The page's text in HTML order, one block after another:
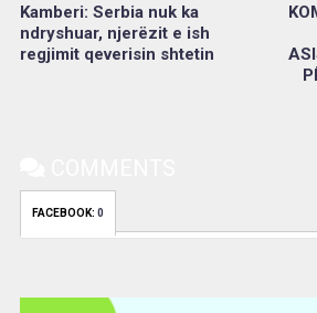
Kamberi: Serbia nuk ka
ndryshuar, njerëzit e ish
regjimit qeverisin shtetin
FACEBOOK: 0